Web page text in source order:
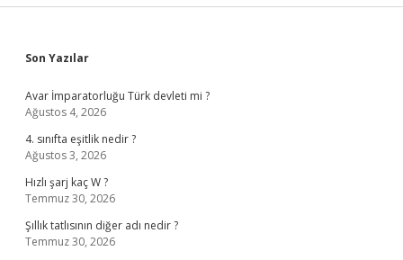
Sidebar
Son Yazılar
Avar İmparatorluğu Türk devleti mi ?
Ağustos 4, 2026
4. sınıfta eşitlik nedir ?
Ağustos 3, 2026
Hızlı şarj kaç W ?
Temmuz 30, 2026
Şıllık tatlısının diğer adı nedir ?
Temmuz 30, 2026